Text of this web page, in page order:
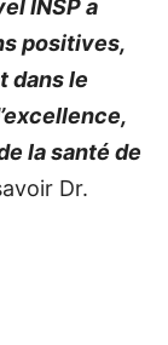
INSP a
positives,
dans le
la santé de
Dr.